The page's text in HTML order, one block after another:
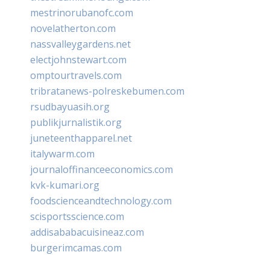
mestrinorubanofc.com
novelatherton.com
nassvalleygardens.net
electjohnstewart.com
omptourtravels.com
tribratanews-polreskebumen.com
rsudbayuasih.org
publikjurnalistik.org
juneteenthapparel.net
italywarm.com
journaloffinanceeconomics.com
kvk-kumari.org
foodscienceandtechnology.com
scisportsscience.com
addisababacuisineaz.com
burgerimcamas.com